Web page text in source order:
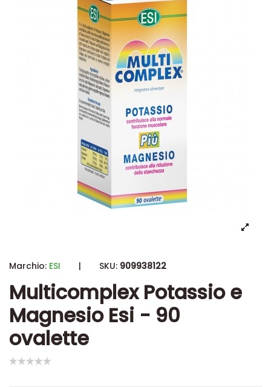
Marchio: ESI | SKU: 909938122
Multicomplex Potassio e
Magnesio Esi - 90
ovalette